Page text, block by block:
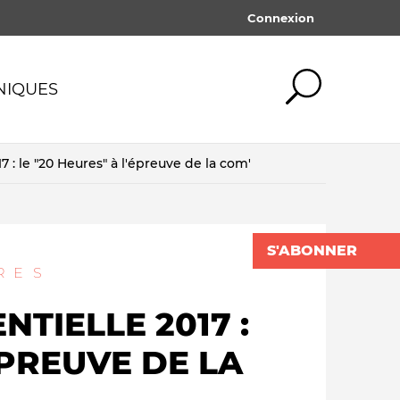
Connexion
Pédagogie & éducation
QUOI QU'IL EN
COÛTE
S'ABONNER
: le "20 Heures" à l'épreuve de la com'
2017 :
DE LA